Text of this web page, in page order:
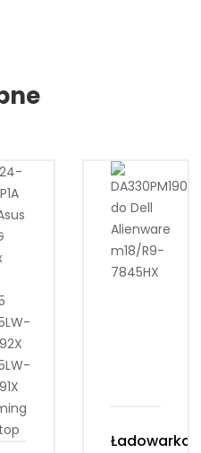
Ładowarka